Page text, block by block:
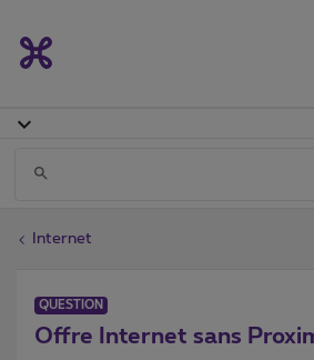
Internet
QUESTION
Offre Internet sans